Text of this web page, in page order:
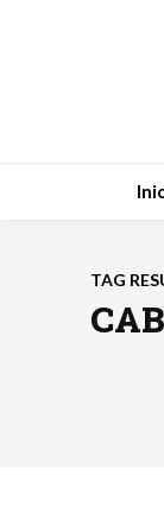
TAG